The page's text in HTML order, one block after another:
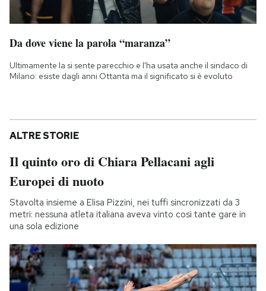
Da dove viene la parola “maranza”
Ultimamente la si sente parecchio e l'ha usata anche il sindaco di
Milano: esiste dagli anni Ottanta ma il significato si è evoluto
ALTRE STORIE
Il quinto oro di Chiara Pellacani agli
Europei di nuoto
Stavolta insieme a Elisa Pizzini, nei tuffi sincronizzati da 3
metri: nessuna atleta italiana aveva vinto così tante gare in
una sola edizione